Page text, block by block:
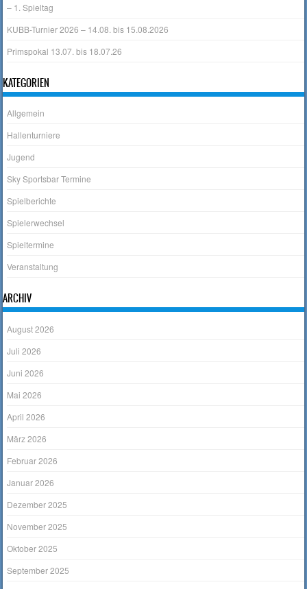
– 1. Spieltag
KUBB-Turnier 2026 – 14.08. bis 15.08.2026
Primspokal 13.07. bis 18.07.26
KATEGORIEN
Allgemein
Hallenturniere
Jugend
Sky Sportsbar Termine
Spielberichte
Spielerwechsel
Spieltermine
Veranstaltung
ARCHIV
August 2026
Juli 2026
Juni 2026
Mai 2026
April 2026
März 2026
Februar 2026
Januar 2026
Dezember 2025
November 2025
Oktober 2025
September 2025